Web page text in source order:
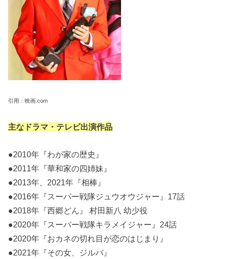
引用：映画.com
主なドラマ・テレビ出演作品
●2010年『わが家の歴史』
●2011年『華和家の四姉妹』
●2013年、2021年『相棒』
●2016年『スーパー戦隊ジュウオウジャー』17話
●2018年『西郷どん』 村田新八 幼少役
●2020年『スーパー戦隊キラメイジャー』24話
●2020年『おカネの切れ目が恋のはじまり』
●2021年『その女、ジルバ』